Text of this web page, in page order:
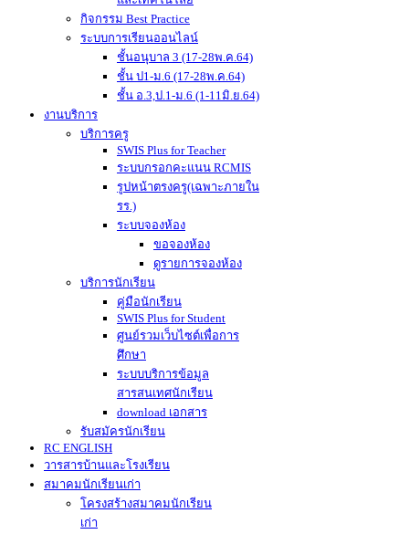
กิจกรรม Best Practice
ระบบการเรียนออนไลน์
ชั้นอนุบาล 3 (17-28พ.ค.64)
ชั้น ป1-ม.6 (17-28พ.ค.64)
ชั้น อ.3,ป.1-ม.6 (1-11มิ.ย.64)
งานบริการ
บริการครู
SWIS Plus for Teacher
ระบบกรอกคะแนน RCMIS
รูปหน้าตรงครู(เฉพาะภายใน
รร.)
ระบบจองห้อง
ขอจองห้อง
ดูรายการจองห้อง
บริการนักเรียน
คู่มือนักเรียน
SWIS Plus for Student
ศูนย์รวมเว็บไซต์เพื่อการ
ศึกษา
ระบบบริการข้อมูล
สารสนเทศนักเรียน
download เอกสาร
รับสมัครนักเรียน
RC ENGLISH
วารสารบ้านและโรงเรียน
สมาคมนักเรียนเก่า
โครงสร้างสมาคมนักเรียน
เก่า